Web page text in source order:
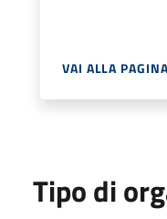
VAI ALLA PAGINA
Tipo di